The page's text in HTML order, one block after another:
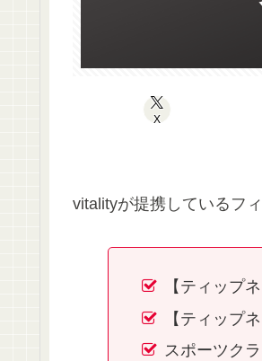
X
vitalityが提携しているフ
【ティップ
【ティップ
スポーツク